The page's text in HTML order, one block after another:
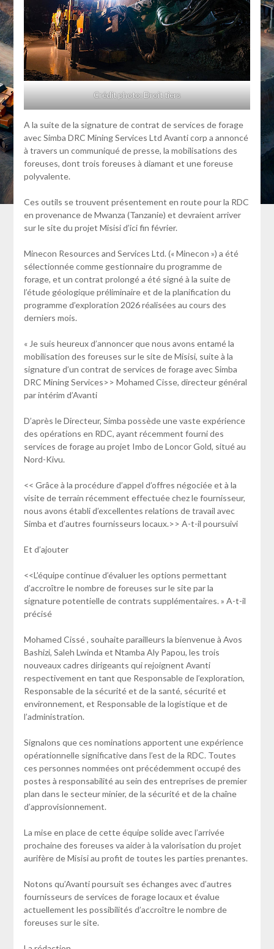
Crédit photo: Droit tiers
A la suite de la signature de contrat de services de forage
avec Simba DRC Mining Services Ltd Avanti corp a annoncé
à travers un communiqué de presse, la mobilisations des
foreuses, dont trois foreuses à diamant et une foreuse
polyvalente.
Ces outils se trouvent présentement en route pour la RDC
en provenance de Mwanza (Tanzanie) et devraient arriver
sur le site du projet Misisi d’ici fin février.
Minecon Resources and Services Ltd. (« Minecon ») a été
sélectionnée comme gestionnaire du programme de
forage, et un contrat prolongé a été signé à la suite de
l’étude géologique préliminaire et de la planification du
programme d’exploration 2026 réalisées au cours des
derniers mois.
« Je suis heureux d’annoncer que nous avons entamé la
mobilisation des foreuses sur le site de Misisi, suite à la
signature d’un contrat de services de forage avec Simba
DRC Mining Services>> Mohamed Cisse, directeur général
par intérim d’Avanti
D’après le Directeur, Simba possède une vaste expérience
des opérations en RDC, ayant récemment fourni des
services de forage au projet Imbo de Loncor Gold, situé au
Nord-Kivu.
<< Grâce à la procédure d’appel d’offres négociée et à la
visite de terrain récemment effectuée chez le fournisseur,
nous avons établi d’excellentes relations de travail avec
Simba et d’autres fournisseurs locaux.>> A-t-il poursuivi
Et d’ajouter
<<L’équipe continue d’évaluer les options permettant
d’accroître le nombre de foreuses sur le site par la
signature potentielle de contrats supplémentaires. » A-t-il
précisé
Mohamed Cissé , souhaite parailleurs la bienvenue à Avos
Bashizi, Saleh Lwinda et Ntamba Aly Papou, les trois
nouveaux cadres dirigeants qui rejoignent Avanti
respectivement en tant que Responsable de l’exploration,
Responsable de la sécurité et de la santé, sécurité et
environnement, et Responsable de la logistique et de
l’administration.
Signalons que ces nominations apportent une expérience
opérationnelle significative dans l’est de la RDC. Toutes
ces personnes nommées ont précédemment occupé des
postes à responsabilité au sein des entreprises de premier
plan dans le secteur minier, de la sécurité et de la chaîne
d’approvisionnement.
La mise en place de cette équipe solide avec l’arrivée
prochaine des foreuses va aider à la valorisation du projet
aurifère de Misisi au profit de toutes les parties prenantes.
Notons qu’Avanti poursuit ses échanges avec d’autres
fournisseurs de services de forage locaux et évalue
actuellement les possibilités d’accroître le nombre de
foreuses sur le site.